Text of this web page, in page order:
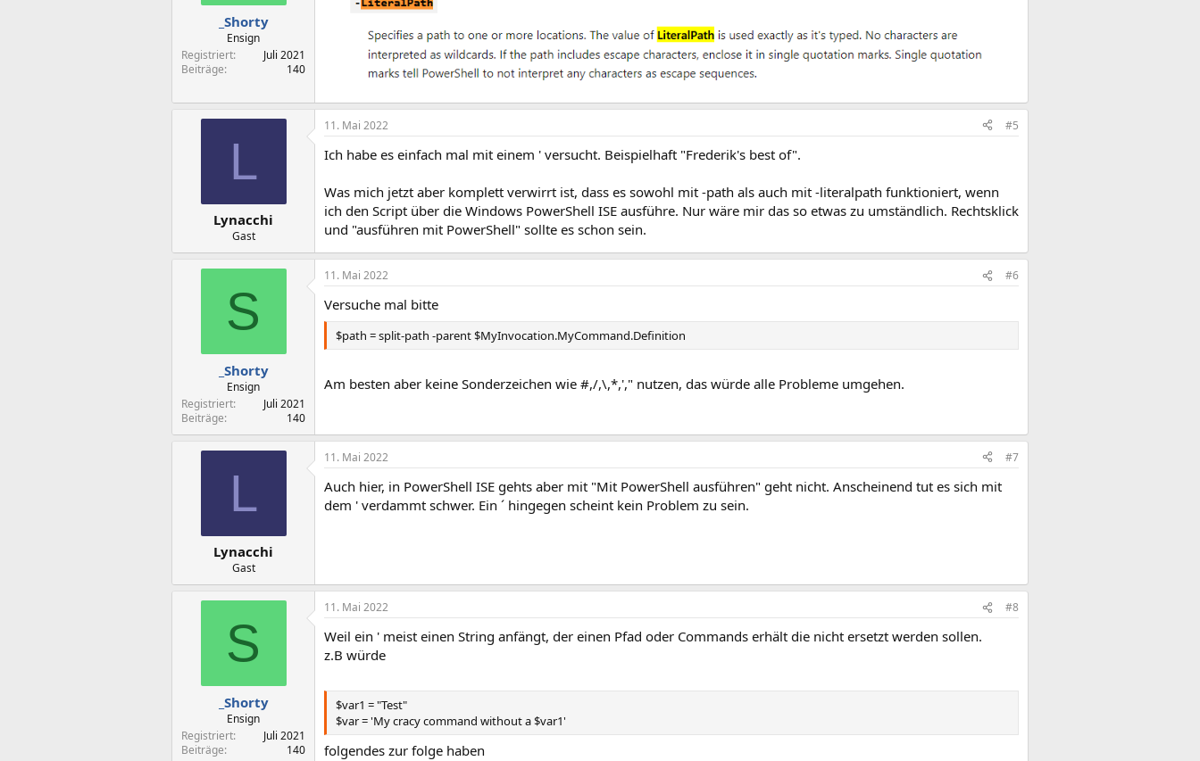
_Shorty
Ensign
Registriert
Juli 2021
Beiträge
140
L
Lynacchi
Gast
11. Mai 2022 #5
Ich habe es einfach mal mit einem ' versucht. Beispielhaft "Frederik's best of".
Was mich jetzt aber komplett verwirrt ist, dass es sowohl mit -path als auch mit -literalpath funktioniert, wenn
ich den Script über die Windows PowerShell ISE ausführe. Nur wäre mir das so etwas zu umständlich. Rechtsklick
und "ausführen mit PowerShell" sollte es schon sein.
S
_Shorty
Ensign
Registriert
Juli 2021
Beiträge
140
11. Mai 2022 #6
Versuche mal bitte
$path = split-path -parent $MyInvocation.MyCommand.Definition
Am besten aber keine Sonderzeichen wie #,/,\,*,'," nutzen, das würde alle Probleme umgehen.
L
Lynacchi
Gast
11. Mai 2022 #7
Auch hier, in PowerShell ISE gehts aber mit "Mit PowerShell ausführen" geht nicht. Anscheinend tut es sich mit
dem ' verdammt schwer. Ein ´ hingegen scheint kein Problem zu sein.
S
_Shorty
Ensign
Registriert
Juli 2021
Beiträge
140
11. Mai 2022 #8
Weil ein ' meist einen String anfängt, der einen Pfad oder Commands erhält die nicht ersetzt werden sollen.
z.B würde
$var1 = "Test"
$var = 'My cracy command without a $var1'
folgendes zur folge haben